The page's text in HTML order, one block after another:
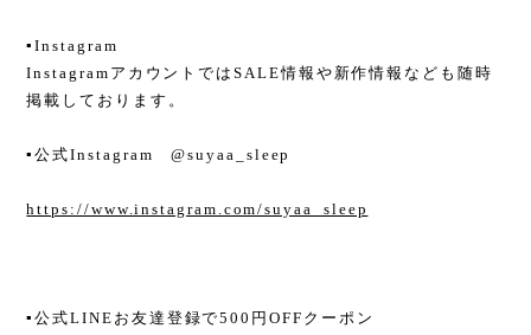
▪︎Instagram
InstagramアカウントではSALE情報や新作情報なども随時
掲載しております。
▪︎公式Instagram @suyaa_sleep
https://www.instagram.com/suyaa_sleep
▪︎公式LINEお友達登録で500円OFFクーポン